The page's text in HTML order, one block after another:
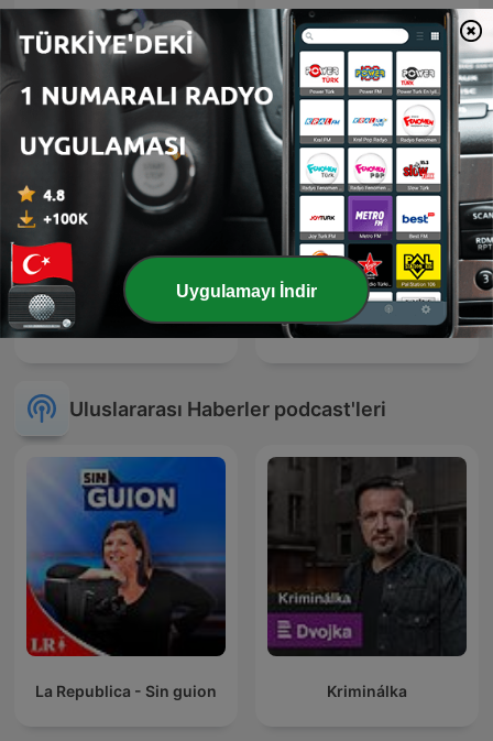
LEGEND Herrera en COPE
Lanz + Precht وثائقيات سياسية
Uluslararası Haberler podcast'leri
La Republica - Sin guion Kriminálka
Uygulamayı İndir